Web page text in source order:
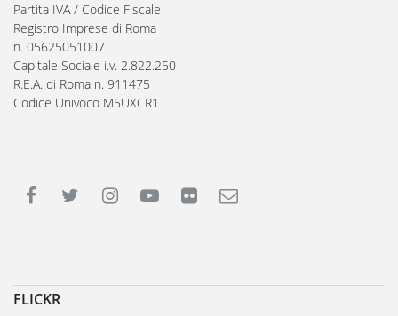
Partita IVA / Codice Fiscale
Registro Imprese di Roma
n. 05625051007
Capitale Sociale i.v. 2.822.250
R.E.A. di Roma n. 911475
Codice Univoco M5UXCR1
FLICKR